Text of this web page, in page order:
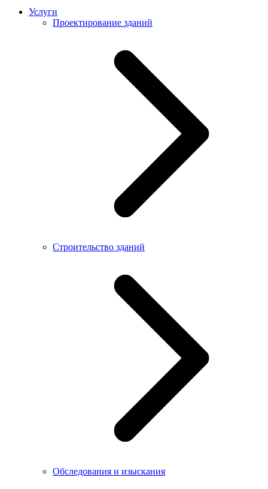
Услуги
Проектирование зданий
Строительство зданий
Обследования и изыскания